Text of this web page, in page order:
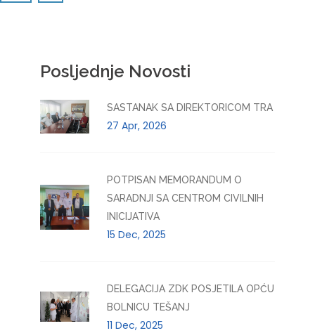
Posljednje Novosti
SASTANAK SA DIREKTORICOM TRA
27 Apr, 2026
POTPISAN MEMORANDUM O
SARADNJI SA CENTROM CIVILNIH
INICIJATIVA
15 Dec, 2025
DELEGACIJA ZDK POSJETILA OPĆU
BOLNICU TEŠANJ
11 Dec, 2025